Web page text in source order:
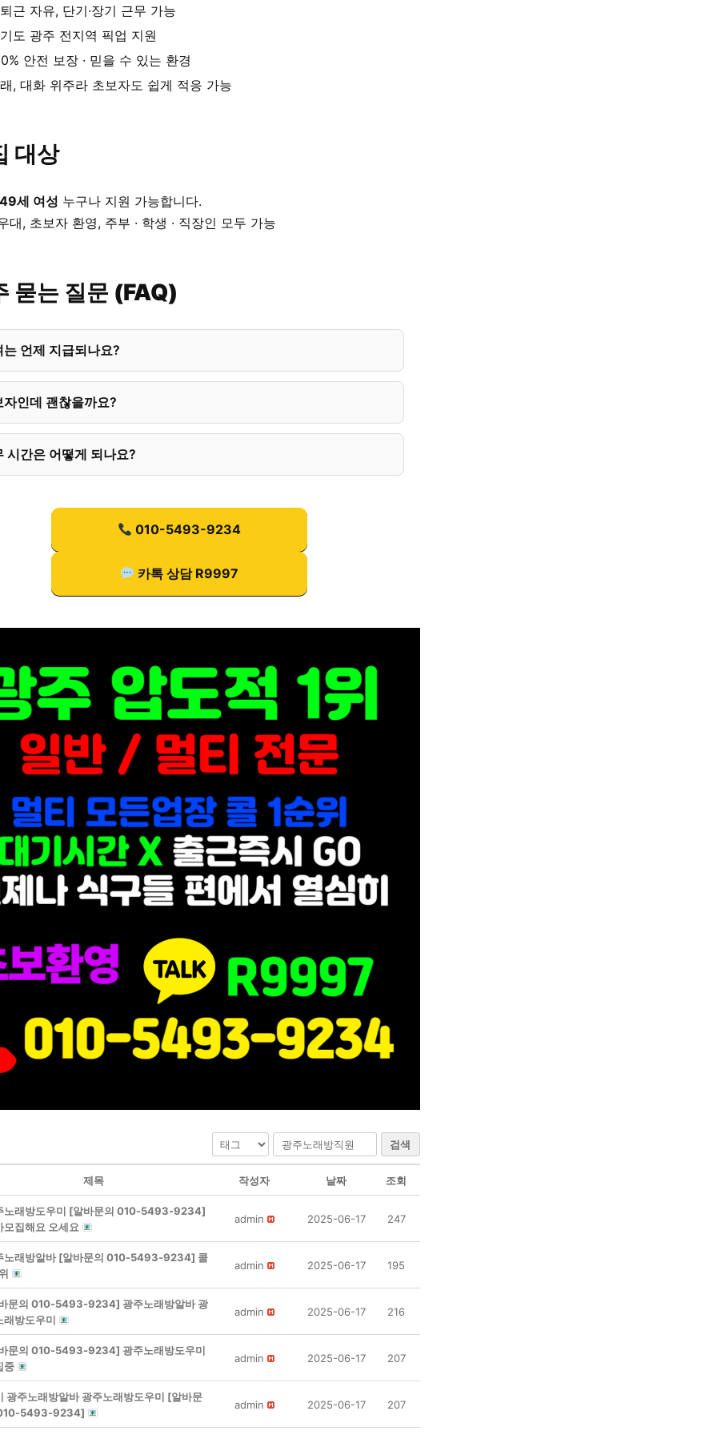
근 자유, 단기·장기 근무 가능
도 광주 전지역 픽업 지원
안전 보장 · 믿을 수 있는 환경
, 대화 위주라 초보자도 쉽게 적응 가능
대상
세 여성 누구나 지원 가능합니다.
대, 초보자 환영, 주부 · 학생 · 직장인 모두 가능
묻는 질문 (FAQ)
는 언제 지급되나요?
자인데 괜찮을까요?
시간은 어떻게 되나요?
010-5493-9234
카톡 상담 R9997
검색
제목 작성자 날짜 조회
노래방도우미 [알바문의 010-5493-9234]
모집해요 오세요
admin 2025-06-17 247
노래방알바 [알바문의 010-5493-9234] 콜
admin 2025-06-17 195
문의 010-5493-9234] 광주노래방알바 광
래방도우미
admin 2025-06-17 216
문의 010-5493-9234] 광주노래방도우미
중
admin 2025-06-17 207
광주노래방알바 광주노래방도우미 [알바문
5493-9234]
admin 2025-06-17 207